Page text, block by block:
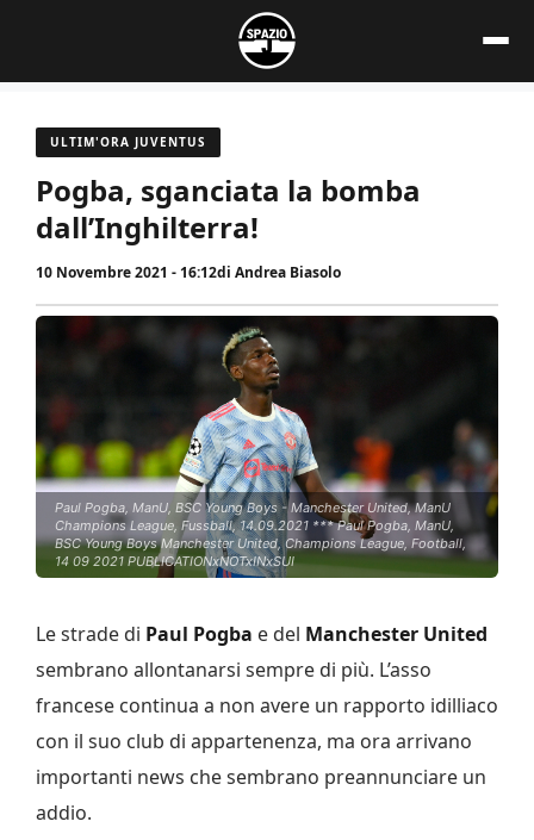
contenuto
ULTIM'ORA JUVENTUS
Pogba, sganciata la bomba
dall’Inghilterra!
10 Novembre 2021 - 16:12di Andrea Biasolo
Paul Pogba, ManU, BSC Young Boys - Manchester United, ManU
Champions League, Fussball, 14.09.2021 *** Paul Pogba, ManU,
BSC Young Boys Manchester United, Champions League, Football,
14 09 2021 PUBLICATIONxNOTxINxSUI
Le strade di Paul Pogba e del Manchester United
sembrano allontanarsi sempre di più. L’asso
francese continua a non avere un rapporto idilliaco
con il suo club di appartenenza, ma ora arrivano
importanti news che sembrano preannunciare un
addio.